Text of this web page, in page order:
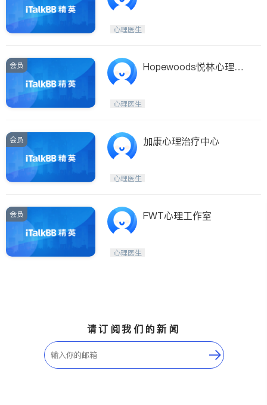
Pickering
Concord
Port Perry
King
心理医生
会员
Hopewoods悦林心理诊
心理医生
会员 加康心理治疗中心
心理医生
会员 FWT心理工作室
心理医生
请订阅我们的新闻